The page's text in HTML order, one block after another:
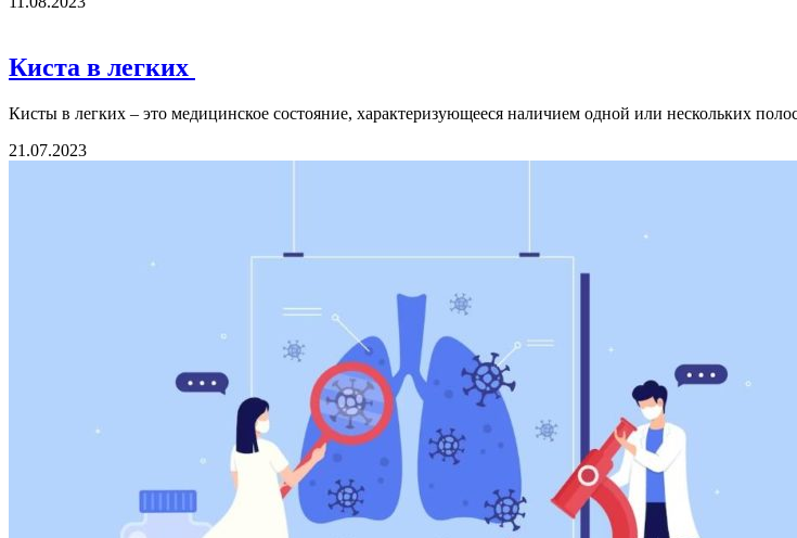
Киста в легких
Кисты в легких – это медицинское состояние, характеризующееся наличием одной или нескольких
21.07.2023